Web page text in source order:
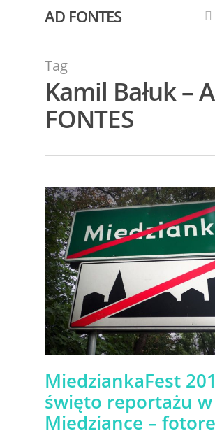
AD FONTES
Tag
Kamil Bałuk –
FONTES
MiedziankaFest
święto reportażu w
Miedziance –